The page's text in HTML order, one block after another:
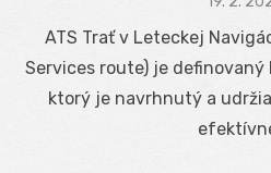
ATS Trať v Leteckej
Services route) je
ktorý je navrhnutý a